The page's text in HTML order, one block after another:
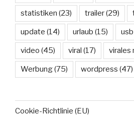
statistiken (23) trailer(29)
update (14) urlaub (15)
video (45) viral (17) virales
Werbung(75) wordpress (47)
Cookie-Richtlinie (EU)